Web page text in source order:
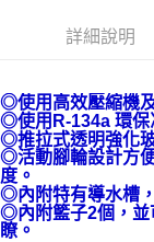
購買商品的店家。未
後付繳納相關費用。
客戶支援中心」
【注意事項】
１．透過由恩沛科技
易，需依本服務之必
權轉讓予恩沛科技股
２．關於個人資料處
詳細說明
◎使用高效壓縮機
◎使用R-134a 環保
◎推拉式透明強化
◎活動腳輪設計方
度。
◎內附特有導水槽
◎內附籃子2個，並
瞭。